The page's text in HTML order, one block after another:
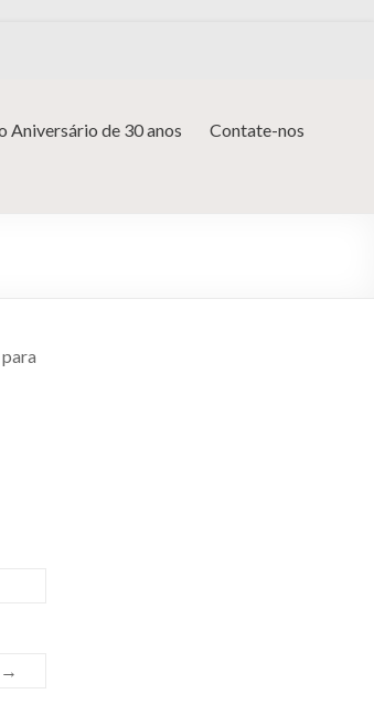
Aniversário de 30 anos Contate-nos
→